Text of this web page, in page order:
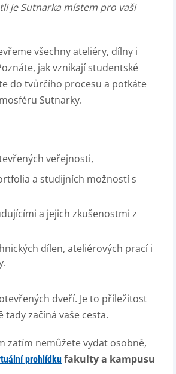
je Sutnarka místem pro vaši
všechny ateliéry, dílny i
jak vznikají studentské
do tvůrčího procesu a potkáte
Sutnarky.
veřejnosti,
a studijních možností s
a jejich zkušenostmi z
dílen, ateliérových prací i
dveří. Je to příležitost
začíná vaše cesta.
zatím nemůžete vydat osobně,
prohlídku fakulty a kampusu